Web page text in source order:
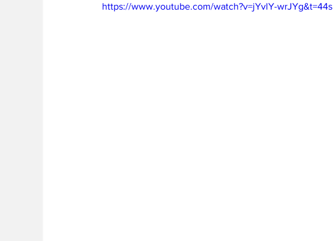
https://www.youtube.com/watch?v=jYvlY-wrJYg&t=44s